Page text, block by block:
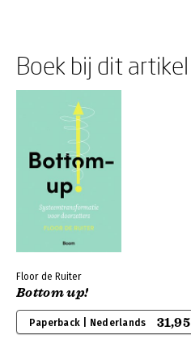
Boek bij dit artikel
Floor de Ruiter
Bottom up!
Paperback | Nederlands 31,95